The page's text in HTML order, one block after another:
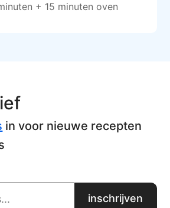
+ 15 minuten oven
in voor nieuwe recepten